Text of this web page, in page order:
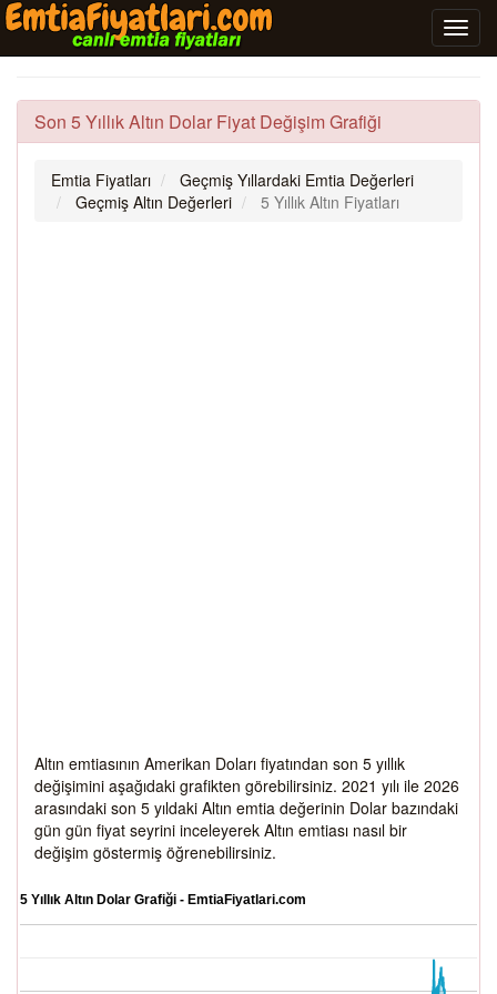
Son 5 Yıllık Altın Dolar Fiyat Değişim Grafiği
Emtia Fiyatları
Geçmiş Yıllardaki Emtia Değerleri
Geçmiş Altın Değerleri
5 Yıllık Altın Fiyatları
Altın emtiasının Amerikan Doları fiyatından son 5 yıllık
değişimini aşağıdaki grafikten görebilirsiniz. 2021 yılı ile 2026
arasındaki son 5 yıldaki Altın emtia değerinin Dolar bazındaki
gün gün fiyat seyrini inceleyerek Altın emtiası nasıl bir
değişim göstermiş öğrenebilirsiniz.
5 Yıllık Altın Dolar Grafiği - EmtiaFiyatlari.com